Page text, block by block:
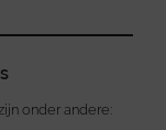
onder andere: